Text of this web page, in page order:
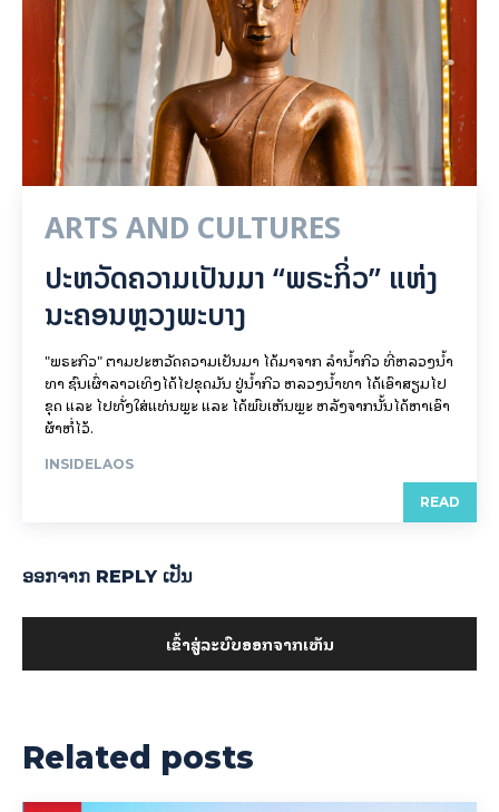
ARTS AND CULTURES
ປະຫວັດຄວາມເປັນມາ “ພຣະກິ່ວ” ແຫ່ງ
ນະຄອນຫຼວງພະບາງ
"ພຣະກິວ" ຕາມປະຫວັດຄວາມເປັນມາ ໄດ້ມາຈາກ ລຳນ້ຳກິວ ທີ່ຫລວງນ້ຳ
ທາ ຊົນເຜົ່າລາວເທິງໄດ້ໄປຂຸດມັນ ຢູ່ນ້ຳກິວ ຫລວງນ້ຳທາ ໄດ້ເອົາສຽມໄປ
ຂຸດ ແລະ ໄປທັ່ງໃສ່ແທ່ນພຼະ ແລະ ໄດ້ພົບເຫັນພຼະ ຫລັງຈາກນັ້ນໄດ້ຫາເອົາ
ຜ້າຫໍ່ໄວ້.
INSIDELAOS
READ
ອອກ​ຈາກ REPLY ເປັນ
ເຂົ້າ​ສູ່​ລະ​ບົບ​ອອກ​ຈາກ​ເຫັນ
Related posts